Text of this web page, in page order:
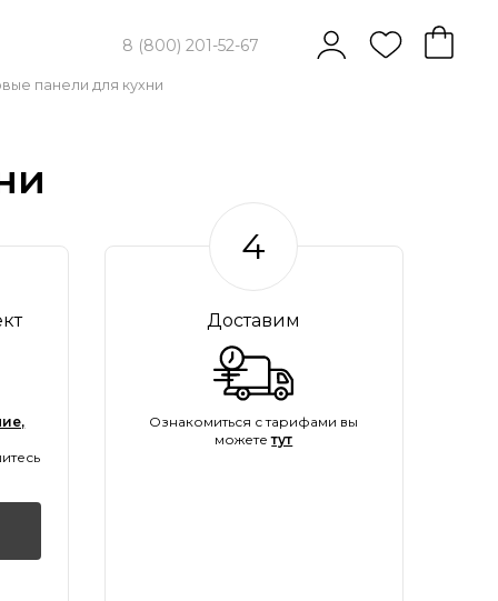
8 (800) 201-52-67
панели для кухни
4
Доставим
Ознакомиться с тарифами вы
можететут